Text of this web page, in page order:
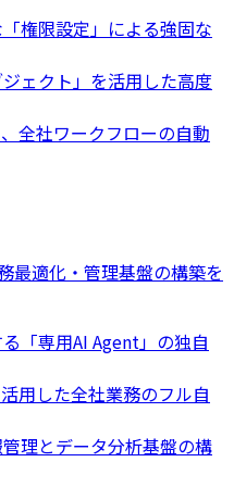
権限設定」による強固な
ェクト」を活用した高度
全社ワークフローの自動
最適化・管理基盤の構築を
「専用AI Agent」の独自
用した全社業務のフル自
理とデータ分析基盤の構